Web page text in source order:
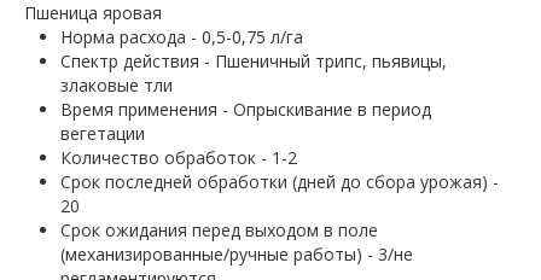
Пшеница яровая
Норма расхода - 0,5-0,75 л/га
Спектр действия - Пшеничный трипс, пьявицы,
злаковые тли
Время применения - Опрыскивание в период
вегетации
Количество обработок - 1-2
Срок последней обработки (дней до сбора урожая) -
20
Срок ожидания перед выходом в поле
(механизированные/ручные работы) - 3/не